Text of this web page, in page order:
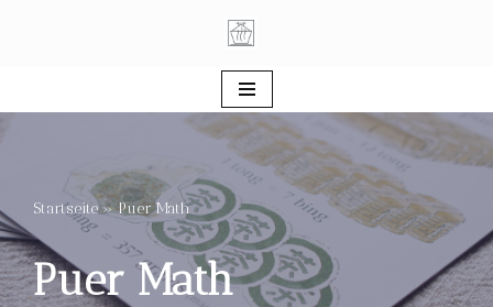
springen
Startseite»Puer Math
Puer Math